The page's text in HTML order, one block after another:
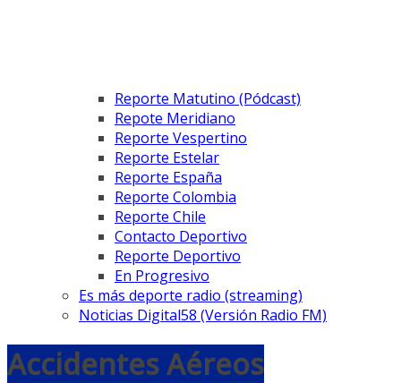
Reporte Matutino (Pódcast)
Repote Meridiano
Reporte Vespertino
Reporte Estelar
Reporte España
Reporte Colombia
Reporte Chile
Contacto Deportivo
Reporte Deportivo
En Progresivo
Es más deporte radio (streaming)
Noticias Digital58 (Versión Radio FM)
Accidentes Aéreos